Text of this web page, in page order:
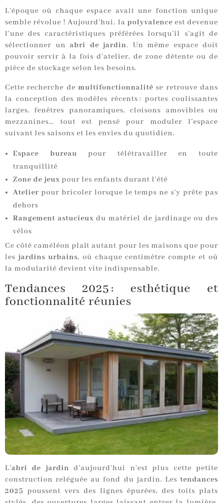
L’époque où chaque espace avait une fonction unique
semble révolue ! Aujourd’hui, la polyvalence est devenue
l’une des caractéristiques préférées lorsqu’il s’agit de
sélectionner un abri de jardin. Un même espace doit
pouvoir servir à la fois d’atelier, de zone détente ou de
pièce de stockage selon les besoins.
Cette recherche de multifonctionnalité se retrouve dans
la conception des modèles récents : portes coulissantes
larges, fenêtres panoramiques, cloisons amovibles ou
mezzanines… tout est pensé pour moduler l’espace
suivant les saisons et les envies du quotidien.
Espace bureau pour télétravailler en toute
tranquillité
Zone de jeux pour les enfants durant l’été
Atelier pour bricoler lorsque le temps ne s’y prête pas
dehors
Rangement astucieux du matériel de jardinage ou des
vélos
Ce côté caméléon plaît autant pour les maisons que pour
les jardins urbains, où chaque centimètre compte et où
la modularité devient vite indispensable.
Tendances 2025 : esthétique et
fonctionnalité réunies
L’abri de jardin d’aujourd’hui n’est plus cette petite
construction reléguée au fond du jardin. Les tendances
2025 poussent vers des lignes épurées, des toits plats